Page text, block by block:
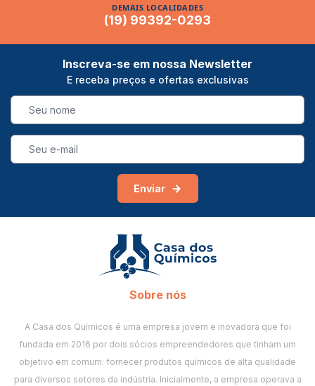
DEMAIS LOCALIDADES
(19) 99392-0293
Inscreva-se em nossa Newsletter
E receba preços e ofertas exclusivas
Enviar
Sobre nós
A Casa dos Químicos é uma empresa jovem e inovadora que foi
fundada em 2016 por dois sócios empreendedores que tinham um
objetivo em comum: fornecer produtos químicos de alta qualidade
para diversos setores da indústria. Inicialmente, a empresa operava a